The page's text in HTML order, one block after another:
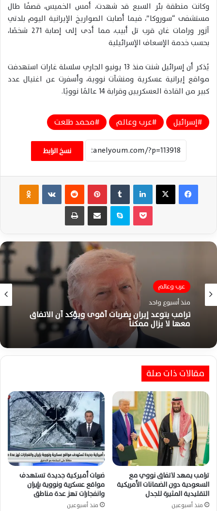
وكانت منطقة بئر السبع قد شهدت، أمس الخميس، قصفًا طال
مستشفى “سوروكا”، فيما أصابت الصواريخ الإيرانية اليوم بلدتي
آزور ورامات غان قرب تل أبيب، مما أدى إلى إصابة 271 شخصًا،
بحسب خدمة الإسعاف الإسرائيلية
يُذكر أن إسرائيل شنت منذ 13 يونيو الجاري سلسلة غارات استهدفت
مواقع إيرانية عسكرية ومنشآت نووية، وأسفرت عن اغتيال عدد
كبير من القادة العسكريين وقرابة 14 عالمًا نوويًا.
إسرائيل عرب وعالم محمد طلعت
نسخ الرابط
فيسبوك ‫X لينكدإن بينتيريست ‏VKontakte
سكايب مشاركة عبر البريد طباعة
عرب وعالم
منذ أسبوع واحد
ترامب يتوعد إيران بضربات أقوى ويؤكد أن الاتفاق
معها لا يزال ممكناً
مقالات ذات صلة
ترامب يمهد لاتفاق نووي مع
السعودية دون الضمانات الأمريكية
التقليدية المثيرة للجدل
منذ أسبوعين
ضربات أميركية جديدة تستهدف
مواقع عسكرية ونووية بإيران
وانفجارات تهز عدة مناطق
منذ أسبوعين